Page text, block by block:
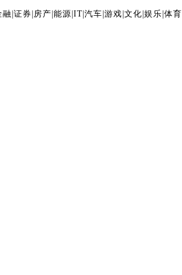
融 证券 房产 能源 IT| 汽车 游戏 文化 娱乐 体育